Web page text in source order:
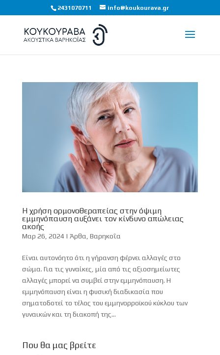
2431070711 info@koukourava.gr
Η χρήση ορμονοθεραπείας στην όψιμη
εμμηνόπαυση αυξάνει τον κίνδυνο απώλειας
ακοής
Μαρ 26, 2024 | Άρθα Βαρηκοΐα
Είναι αυτονόητο ότι η γήρανση φέρνει αλλαγές στο
σώμα. Για τις γυναίκες, μία από τις αξιοσημείωτες
αλλαγές μπορεί να συμβεί στην εμμηνόπαυση. Η
εμμηνόπαυση είναι η φυσική διαδικασία που
σηματοδοτεί το τέλος του εμμηνορροϊκού κύκλου των
γυναικών και τη διακοπή της...
Που θα μας βρείτε